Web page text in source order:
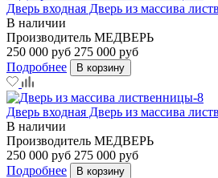
Дверь входная Дверь из массива
В наличии
Производитель МЕДВЕРЬ
250 000 руб 275 000 руб
Подробнее
В корзину
Дверь входная Дверь из массива
В наличии
Производитель МЕДВЕРЬ
250 000 руб 275 000 руб
Подробнее
В корзину